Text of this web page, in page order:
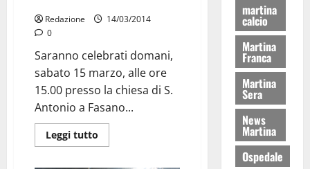
Redazione
14/03/2014
0
Saranno celebrati domani,
sabato 15 marzo, alle ore
15.00 presso la chiesa di S.
Antonio a Fasano...
Leggi tutto
martina
calcio
Martina
Franca
Martina
Sera
News
Martina
Ospedale